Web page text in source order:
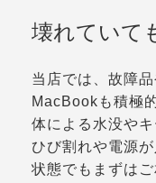
壊れていて
当店では、故障
MacBookも積極
体による水没や
ひび割れや電源
状態でもまずは